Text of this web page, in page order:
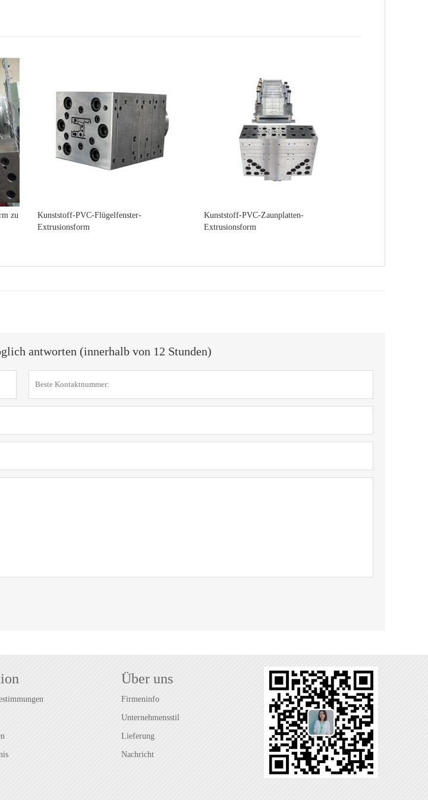
zu
Kunststoff-PVC-Flügelfenster-
Extrusionsform
Kunststoff-PVC-Zaunplatten-
Extrusionsform
antworten (innerhalb von 12 Stunden)
Über uns
Firmeninfo
Unternehmensstil
Lieferung
Nachricht